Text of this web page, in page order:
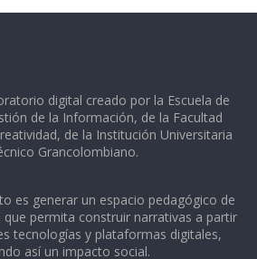
digital creado por la Escuela de
de la Información, de la Facultad
de la Institución Universitaria
Grancolombiano.​
es generar un espacio pedagógico de
que permita construir narrativas a partir
tecnologías y plataformas digitales,
así un impacto social.